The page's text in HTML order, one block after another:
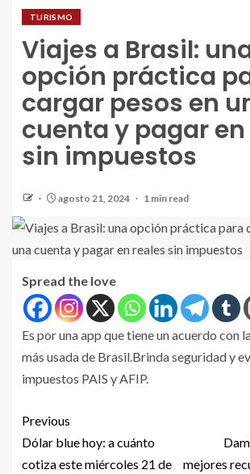
TURISMO
Viajes a Brasil:
opción práctica
cargar pesos en
cuenta y pagar
sin impuestos
agosto 21, 2024 1 min read
Spread the love
Es por una app que tiene un acuerdo con
más usada de Brasil.Brinda seguridad y
impuestos PAIS y AFIP.
Previous
Dólar blue hoy: a cuánto
cotiza este miércoles 21 de
mejores